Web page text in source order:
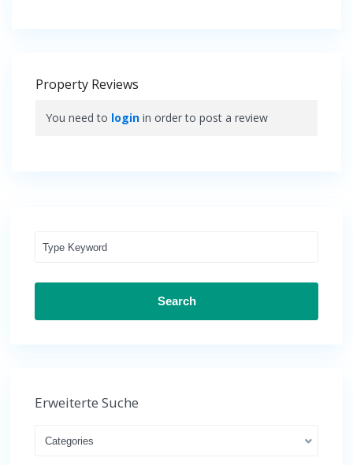
Property Reviews
You need to login in order to post a review
Search
Erweiterte Suche
Categories